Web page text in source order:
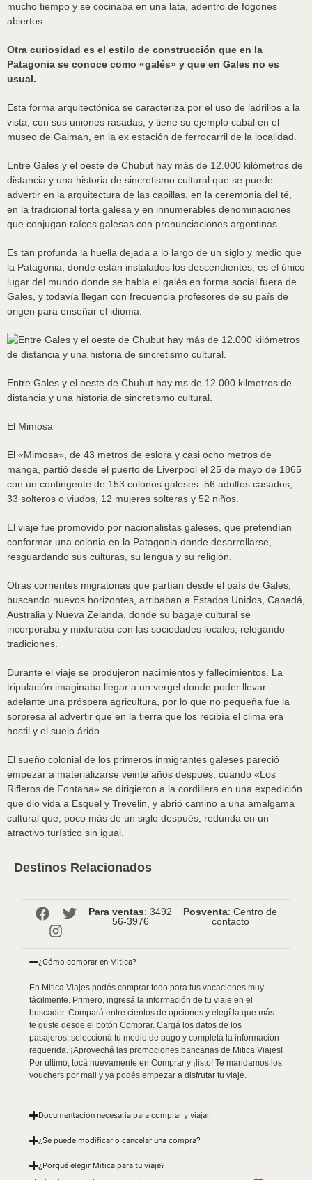
mucho tiempo y se cocinaba en una lata, adentro de fogones
abiertos.
Otra curiosidad es el estilo de construcción que en la
Patagonia se conoce como «galés» y que en Gales no es
usual.
Esta forma arquitectónica se caracteriza por el uso de ladrillos a la
vista, con sus uniones rasadas, y tiene su ejemplo cabal en el
museo de Gaiman, en la ex estación de ferrocarril de la localidad.
Entre Gales y el oeste de Chubut hay más de 12.000 kilómetros de
distancia y una historia de sincretismo cultural que se puede
advertir en la arquitectura de las capillas, en la ceremonia del té,
en la tradicional torta galesa y en innumerables denominaciones
que conjugan raíces galesas con pronunciaciones argentinas.
Es tan profunda la huella dejada a lo largo de un siglo y medio que
la Patagonia, donde están instalados los descendientes, es el único
lugar del mundo donde se habla el galés en forma social fuera de
Gales, y todavía llegan con frecuencia profesores de su país de
origen para enseñar el idioma.
Entre Gales y el oeste de Chubut hay ms de 12.000 kilmetros de
distancia y una historia de sincretismo cultural.
El Mimosa
El «Mimosa», de 43 metros de eslora y casi ocho metros de
manga, partió desde el puerto de Liverpool el 25 de mayo de 1865
con un contingente de 153 colonos galeses: 56 adultos casados,
33 solteros o viudos, 12 mujeres solteras y 52 niños.
El viaje fue promovido por nacionalistas galeses, que pretendían
conformar una colonia en la Patagonia donde desarrollarse,
resguardando sus culturas, su lengua y su religión.
Otras corrientes migratorias que partían desde el país de Gales,
buscando nuevos horizontes, arribaban a Estados Unidos, Canadá,
Australia y Nueva Zelanda, donde su bagaje cultural se
incorporaba y mixturaba con las sociedades locales, relegando
tradiciones.
Durante el viaje se produjeron nacimientos y fallecimientos. La
tripulación imaginaba llegar a un vergel donde poder llevar
adelante una próspera agricultura, por lo que no pequeña fue la
sorpresa al advertir que en la tierra que los recibía el clima era
hostil y el suelo árido.
El sueño colonial de los primeros inmigrantes galeses pareció
empezar a materializarse veinte años después, cuando «Los
Rifleros de Fontana» se dirigieron a la cordillera en una expedición
que dio vida a Esquel y Trevelin, y abrió camino a una amalgama
cultural que, poco más de un siglo después, redunda en un
atractivo turístico sin igual.
Destinos Relacionados
Para ventas: 3492
56-3976
Posventa: Centro de
contacto
¿Cómo comprar en Mitica?
En Mitica Viajes podés comprar todo para tus vacaciones muy
fácilmente. Primero, ingresá la información de tu viaje en el
buscador. Compará entre cientos de opciones y elegí la que más
te guste desde el botón Comprar. Cargá los datos de los
pasajeros, seleccioná tu medio de pago y completá la información
requerida. ¡Aprovechá las promociones bancarias de Mitica Viajes!
Por último, tocá nuevamente en Comprar y ¡listo! Te mandamos los
vouchers por mail y ya podés empezar a disfrutar tu viaje.
Documentación necesaria para comprar y viajar
¿Se puede modificar o cancelar una compra?
¿Porqué elegir Mitica para tu viaje?